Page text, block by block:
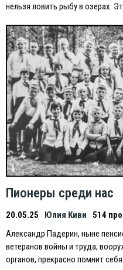
нельзя ловить рыбу в озерах.
Пионеры среди нас
20.05.25 Юлия Киви
514
Александр Падерин, ныне
ветеранов войны и труда,
органов, прекрасно помнит